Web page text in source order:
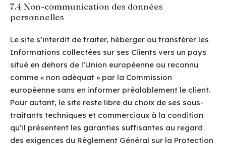
7.4 Non-communication des données
personnelles
Le site s’interdit de traiter, héberger ou transférer les
Informations collectées sur ses Clients vers un pays
situé en dehors de l’Union européenne ou reconnu
comme « non adéquat » par la Commission
européenne sans en informer préalablement le client.
Pour autant, le site reste libre du choix de ses sous-
traitants techniques et commerciaux à la condition
qu’il présentent les garanties suffisantes au regard
des exigences du Règlement Général sur la Protection